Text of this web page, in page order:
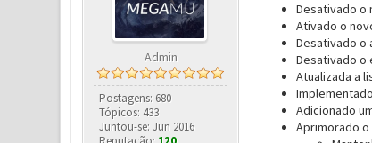
Admin
Postagens: 680
Tópicos: 433
Juntou-se: Jun 2016
Desativado o
Ativado o
Desativado o
Desativado o
Atualizada a
Adicionado
Aprimorado